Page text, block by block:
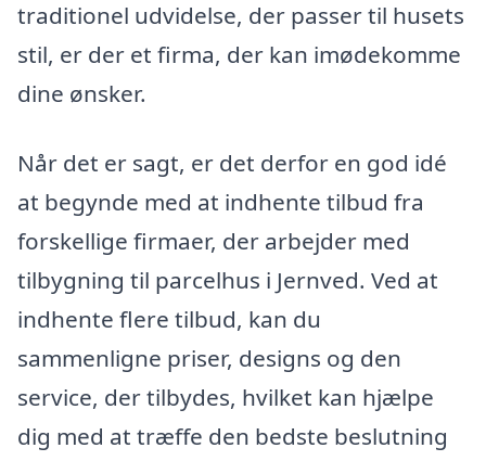
traditionel udvidelse, der passer til husets
stil, er der et firma, der kan imødekomme
dine ønsker.
Når det er sagt, er det derfor en god idé
at begynde med at indhente tilbud fra
forskellige firmaer, der arbejder med
tilbygning til parcelhus i Jernved. Ved at
indhente flere tilbud, kan du
sammenligne priser, designs og den
service, der tilbydes, hvilket kan hjælpe
dig med at træffe den bedste beslutning